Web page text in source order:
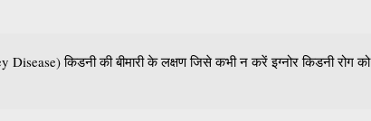
किडनी की बीमारी के लक्षण जिसे कभी न करें इग्नोर किडनी रोग को